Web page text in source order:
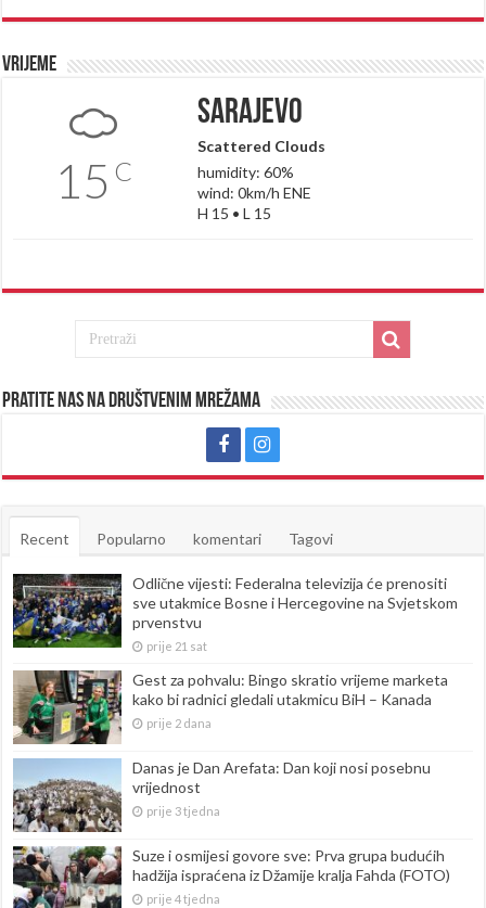
Vrijeme
15 C
Sarajevo
Scattered Clouds
humidity: 60%
wind: 0km/h ENE
H 15 • L 15
Pratite nas na društvenim mrežama
Recent Popularno komentari Tagovi
Odlične vijesti: Federalna televizija će prenositi
sve utakmice Bosne i Hercegovine na Svjetskom
prvenstvu
prije 21 sat
Gest za pohvalu: Bingo skratio vrijeme marketa
kako bi radnici gledali utakmicu BiH – Kanada
prije 2 dana
Danas je Dan Arefata: Dan koji nosi posebnu
vrijednost
prije 3 tjedna
Suze i osmijesi govore sve: Prva grupa budućih
hadžija ispraćena iz Džamije kralja Fahda (FOTO)
prije 4 tjedna